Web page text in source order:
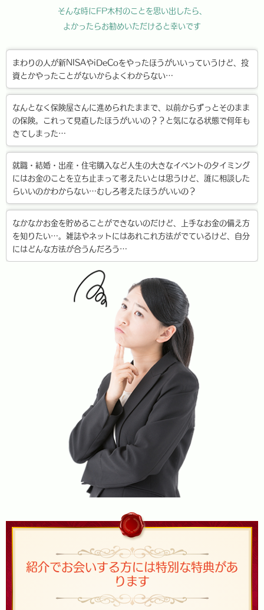
そんな時にFP木村のことを思い出したら、
よかったらお勧めいただけると幸いです
まわりの人が新NISAやiDeCoをやったほうがいいっていうけど、投
資とかやったことがないからよくわからない…
なんとなく保険屋さんに進められたままで、以前からずっとそのまま
の保険。これって見直したほうがいいの？？と気になる状態で何年も
きてしまった…
就職・結婚・出産・住宅購入など人生の大きなイベントのタイミング
にはお金のことを立ち止まって考えたいとは思うけど、誰に相談した
らいいのかわからない…むしろ考えたほうがいいの？
なかなかお金を貯めることができないのだけど、上手なお金の備え方
を知りたい…。雑誌やネットにはあれこれ方法がでているけど、自分
にはどんな方法が合うんだろう…
紹介でお会いする方には特別な特典があ
ります